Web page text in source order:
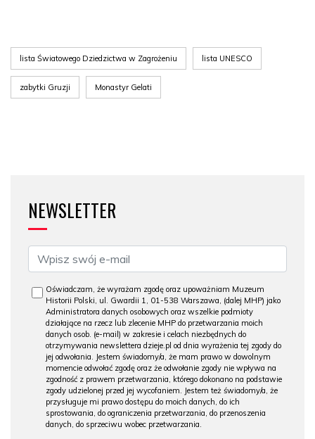
lista Światowego Dziedzictwa w Zagrożeniu lista UNESCO
zabytki Gruzji Monastyr Gelati
NEWSLETTER
Oświadczam, że wyrażam zgodę oraz upoważniam Muzeum
Historii Polski, ul. Gwardii 1, 01-538 Warszawa, (dalej MHP) jako
Administratora danych osobowych oraz wszelkie podmioty
działające na rzecz lub zlecenie MHP do przetwarzania moich
danych osob. (e-mail) w zakresie i celach niezbędnych do
otrzymywania newslettera dzieje.pl od dnia wyrażenia tej zgody do
jej odwołania. Jestem świadomy/a, że mam prawo w dowolnym
momencie odwołać zgodę oraz że odwołanie zgody nie wpływa na
zgodność z prawem przetwarzania, którego dokonano na podstawie
zgody udzielonej przed jej wycofaniem. Jestem też świadomy/a, że
przysługuje mi prawo dostępu do moich danych, do ich
sprostowania, do ograniczenia przetwarzania, do przenoszenia
danych, do sprzeciwu wobec przetwarzania.